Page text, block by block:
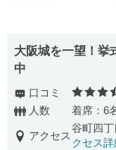
大阪城を一望！挙
中
口コミ
人数
着席：6
アクセス
谷町四
クセス詳